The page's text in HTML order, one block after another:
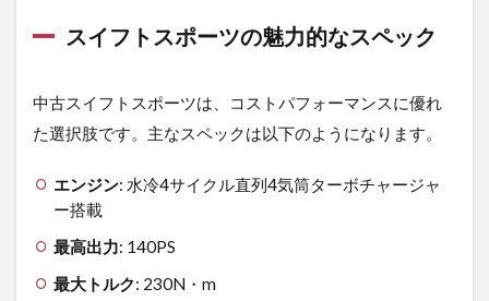
れる
シー
ンの
性
1.3
魅力
デザ
スイフトスポーツの魅力的なスペック
中古スイフトスポーツは、コストパフォーマンスに優れ
た選択肢です。主なスペックは以下のようになります。
エンジン: 水冷4サイクル直列4気筒ターボチャージャ
ー搭載
最高出力: 140PS
最大トルク: 230N・m